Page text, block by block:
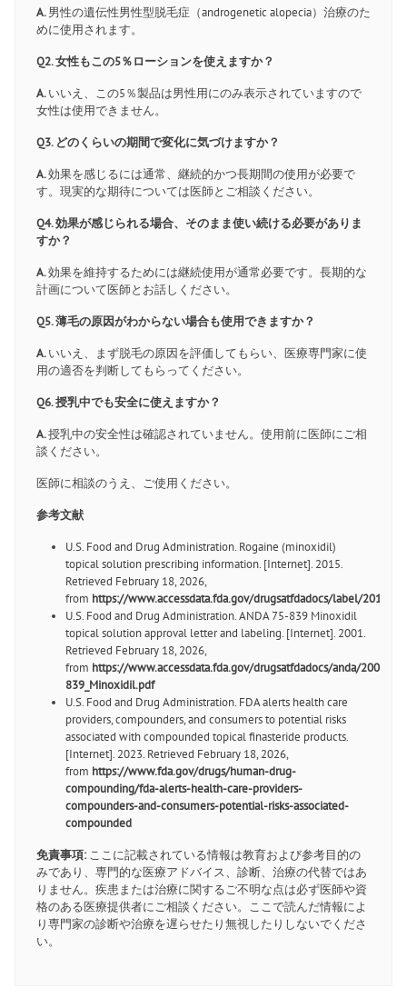
A.男性の遺伝性男性型脱毛症（androgenetic alopecia）治療のた
めに使用されます。
Q2. 女性もこの5％ローションを使えますか？
A.いいえ、この5％製品は男性用にのみ表示されていますので
女性は使用できません。
Q3. どのくらいの期間で変化に気づけますか？
A.効果を感じるには通常、継続的かつ長期間の使用が必要で
す。現実的な期待については医師とご相談ください。
Q4. 効果が感じられる場合、そのまま使い続ける必要がありま
すか？
A.効果を維持するためには継続使用が通常必要です。長期的な
計画について医師とお話しください。
Q5. 薄毛の原因がわからない場合も使用できますか？
A.いいえ、まず脱毛の原因を評価してもらい、医療専門家に使
用の適否を判断してもらってください。
Q6. 授乳中でも安全に使えますか？
A.授乳中の安全性は確認されていません。使用前に医師にご相
談ください。
医師に相談のうえ、ご使用ください。
参考文献
U.S. Food and Drug Administration. Rogaine (minoxidil)
topical solution prescribing information. [Internet]. 2015.
Retrieved February 18, 2026,
from https://www.accessdata.fda.gov/drugsatfdadocs/label/2015/
U.S. Food and Drug Administration. ANDA 75-839 Minoxidil
topical solution approval letter and labeling. [Internet]. 2001.
Retrieved February 18, 2026,
from https://www.accessdata.fda.gov/drugsatfdadocs/anda/2001/75-
839_Minoxidil.pdf
U.S. Food and Drug Administration. FDA alerts health care
providers, compounders, and consumers to potential risks
associated with compounded topical finasteride products.
[Internet]. 2023. Retrieved February 18, 2026,
from https://www.fda.gov/drugs/human-drug-
compounding/fda-alerts-health-care-providers-
compounders-and-consumers-potential-risks-associated-
compounded
免責事項: ここに記載されている情報は教育および参考目的の
みであり、専門的な医療アドバイス、診断、治療の代替ではあ
りません。疾患または治療に関するご不明な点は必ず医師や資
格のある医療提供者にご相談ください。ここで読んだ情報によ
り専門家の診断や治療を遅らせたり無視したりしないでくださ
い。